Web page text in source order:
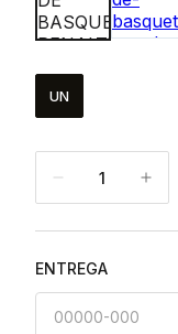
UN
1
ENTREGA